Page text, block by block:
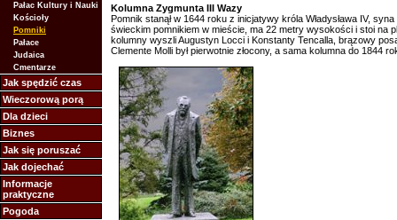
Pałac Kultury i Nauki
Kościoły
Pomniki
Pałace
Judaica
Cmentarze
Jak spędzić czas
Wieczorową porą
Dla dzieci
Biznes
Jak się poruszać
Jak dojechać
Informacje
praktyczne
Pogoda
Kolumna Zygmunta III Wazy
Pomnik stanął w 1644 roku z inicjatywy króla Władysława IV,
świeckim pomnikiem w mieście, ma 22 metry wysokości i stoi na
kolumny wyszli Augustyn Locci i Konstanty Tencalla, brązowy
Clemente Molli był pierwotnie złocony, a sama kolumna do 1844